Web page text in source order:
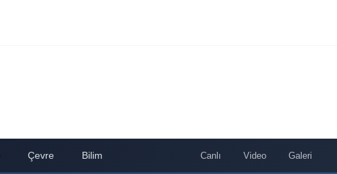
Çevre Bilim Canlı Video Galeri